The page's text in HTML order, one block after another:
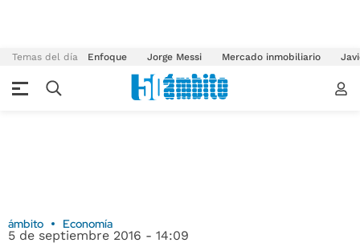
Temas del día Enfoque Jorge Messi Mercado inmobiliario
ámbito Economía
5 de septiembre 2016 - 14:09